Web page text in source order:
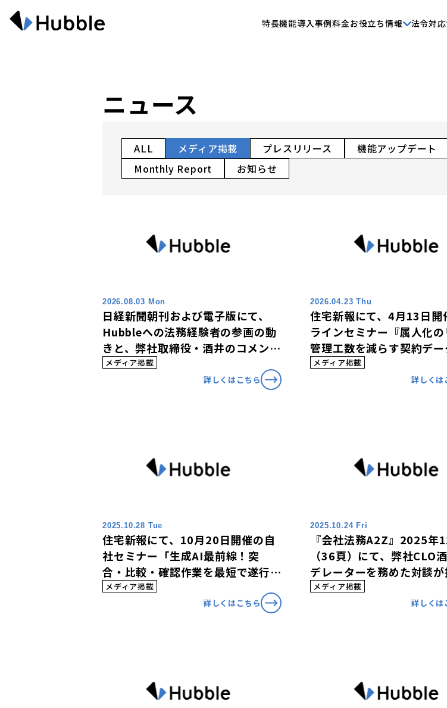
特長機能導入事例料金お役立ち情報 法令対応
ニュース
ALL メディア掲載 プレスリリース 機能アップデート
Monthly Report
お知らせ
2026.08.03 Mon
日経新聞朝刊および電子版にて、
Hubbleへの法務経験者の参画の動
きと、弊社取締役・酒井のコメント
が掲載されました。
メディア掲載
詳しくはこちら
2026.04.23 Thu
住宅新報にて、4月13日開
ラインセミナー『属人化の
管理工数を減らす契約デ
術』の内容が掲載されまし
メディア掲載
詳しくは
2025.10.28 Tue
住宅新報にて、10月20日開催の自
社セミナー「生成AI最前線！突
合・比較・確認作業を最短で遂行す
る秘訣と事例集」の内容が掲載され
メディア掲載
詳しくはこちら
2025.10.24 Fri
『会社法務A2Z』2025年
（36頁）にて、弊社CLO
デレーターを務めた対談
ました
メディア掲載
詳しくは